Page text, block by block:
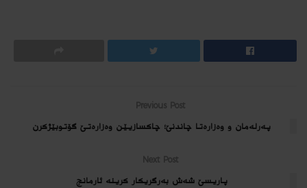
Previous Post
په‌رله‌مان و وه‌زاره‌تا چاندنێ؛ چاكسازیێن وه‌زاره‌تێ گۆتوبێژكرن
Next Post
پاریسێ شه‌ش به‌رگریكار كرینه‌ ئارمانج